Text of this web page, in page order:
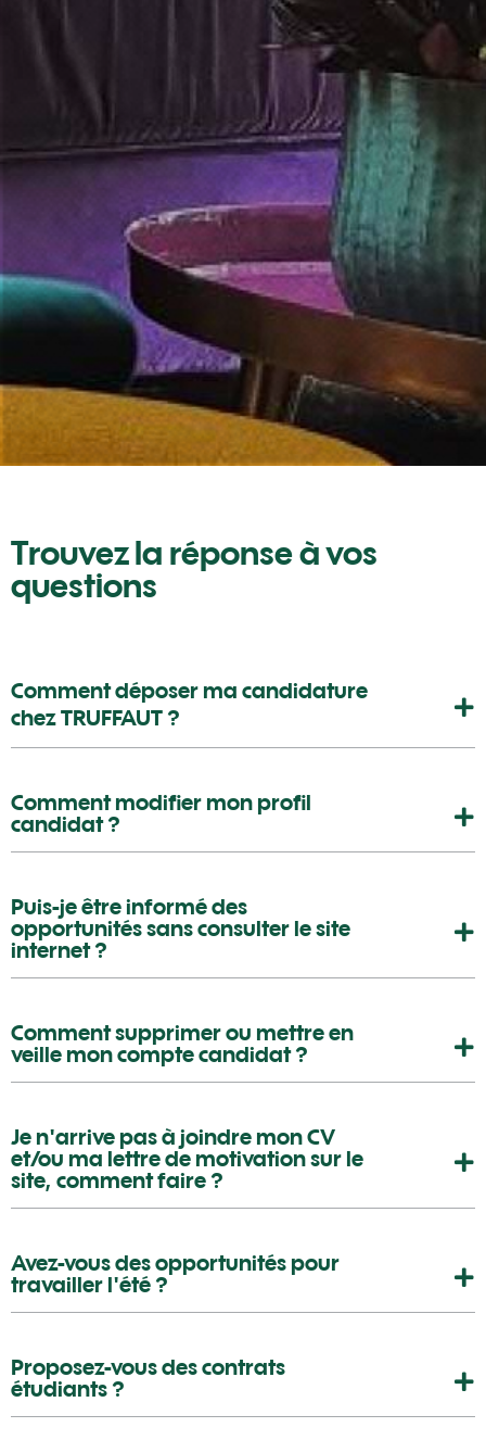
Trouvez la réponse à vos
questions
Comment déposer ma candidature
chez TRUFFAUT ?
Comment modifier mon profil
candidat ?
Puis-je être informé des
opportunités sans consulter le site
internet ?
Comment supprimer ou mettre en
veille mon compte candidat ?
Je n'arrive pas à joindre mon CV
et/ou ma lettre de motivation sur le
site, comment faire ?
Avez-vous des opportunités pour
travailler l'été ?
Proposez-vous des contrats
étudiants ?